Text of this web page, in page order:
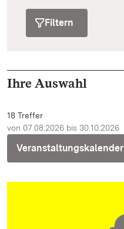
Filtern
Ihre Auswahl
18 Treffer
von 07.08.2026 bis 30.10.2026
Veranstaltungskalender